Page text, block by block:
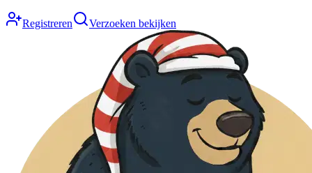
Registreren Verzoeken bekijken